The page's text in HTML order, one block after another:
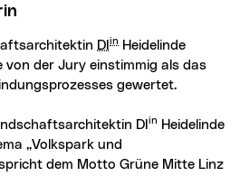
DI in
Heidelinde
von der Jury einstimmig als das
gewertet.
DI in
Heidelinde
„Volkspark und
dem Motto Grüne Mitte Linz